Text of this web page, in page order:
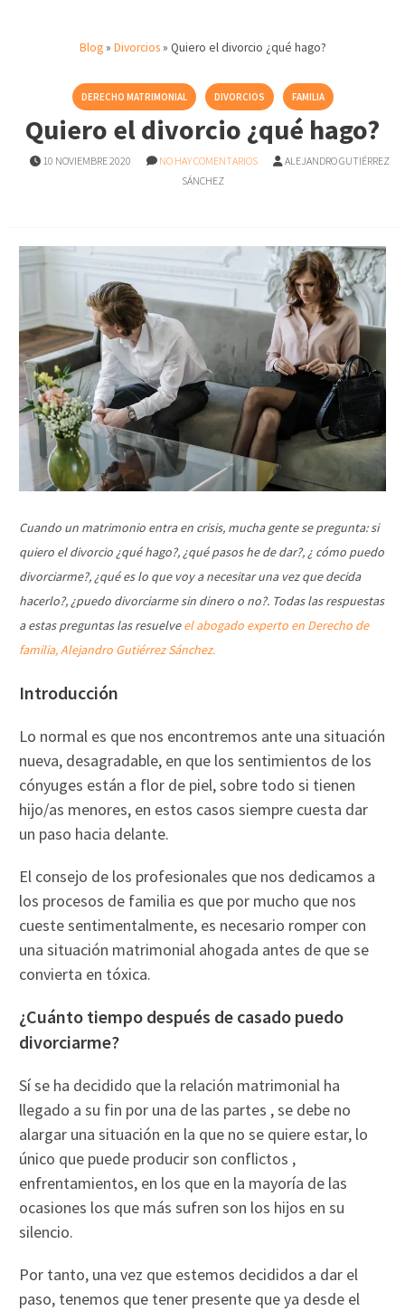
Blog» Divorcios» Quiero el divorcio ¿qué hago?
DERECHO MATRIMONIAL DIVORCIOS FAMILIA
Quiero el divorcio ¿qué hago?
10 NOVIEMBRE 2020 NO HAY COMENTARIOS
ALEJANDRO GUTIÉRREZ
SÁNCHEZ
Cuando un matrimonio entra en crisis, mucha gente se pregunta: si
quiero el divorcio ¿qué hago?, ¿qué pasos he de dar?, ¿ cómo puedo
divorciarme?, ¿qué es lo que voy a necesitar una vez que decida
hacerlo?, ¿puedo divorciarme sin dinero o no?. Todas las respuestas
a estas preguntas las resuelveel abogado experto en Derecho de
familia, Alejandro Gutiérrez Sánchez.
Introducción
Lo normal es que nos encontremos ante una situación
nueva, desagradable, en que los sentimientos de los
cónyuges están a flor de piel, sobre todo si tienen
hijo/as menores, en estos casos siempre cuesta dar
un paso hacia delante.
El consejo de los profesionales que nos dedicamos a
los procesos de familia es que por mucho que nos
cueste sentimentalmente, es necesario romper con
una situación matrimonial ahogada antes de que se
convierta en tóxica.
¿Cuánto tiempo después de casado puedo
divorciarme?
Sí se ha decidido que la relación matrimonial ha
llegado a su fin por una de las partes , se debe no
alargar una situación en la que no se quiere estar, lo
único que puede producir son conflictos ,
enfrentamientos, en los que en la mayoría de las
ocasiones los que más sufren son los hijos en su
silencio.
Por tanto, una vez que estemos decididos a dar el
paso, tenemos que tener presente que ya desde el